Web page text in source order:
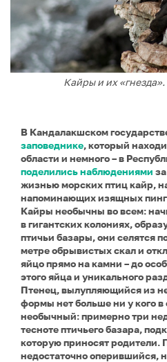
Кайры и их
В Кандалакшском
заповеднике, который
области и немного – в
поделились наблюдениями
жизнью морских птиц кайр,
напоминающих изящных
Кайры необычны во всем:
в гигантских колониях,
птичьи базары, они селятся
метре обрывистых скал и
яйцо прямо на камни – до
этого яйца и уникального
Птенец, вылупляющийся из
формы нет больше ни у кого
необычный: примерно три
тесноте птичьего базара,
которую приносят родители.
недостаточно оперившийся,